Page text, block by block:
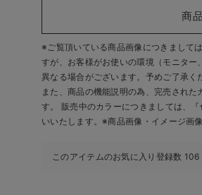
商
※ご覧頂いている商品画像につきまして
すが、 お客様がお使いの環境（モニタ
異なる場合がございます。予めご了承く
また、商品の機能説明の為、完売され
す。 販売中のカラーにつきましては、
いいたします。 ※商品画像・イメージ画
このアイテムのお気に入り登録数 106